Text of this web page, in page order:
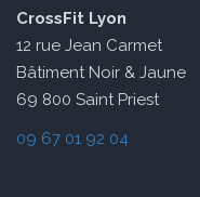
CrossFit Lyon
12 rue Jean Carmet
Bâtiment Noir & Jaune
69 800 Saint Priest
09 67 01 92 04